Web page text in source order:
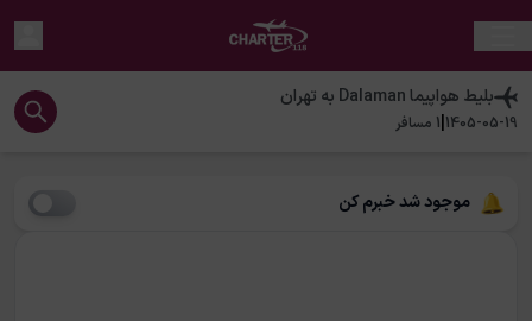
بلیط هواپیماDalaman به تهران
1405-05-19
|
1 مسافر
موجود شد خبرم کن